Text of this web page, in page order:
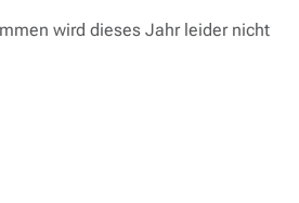
wird dieses Jahr leider nicht